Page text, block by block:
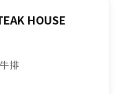
HOUSE
排